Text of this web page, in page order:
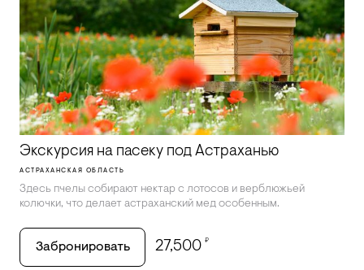
Экскурсия на пасеку под Астраханью
АСТРАХАНСКАЯ ОБЛАСТЬ
Здесь пчелы собирают нектар с лотосов и верблюжьей
колючки, что делает астраханский мед особенным.
Забронировать 27,500 ₽